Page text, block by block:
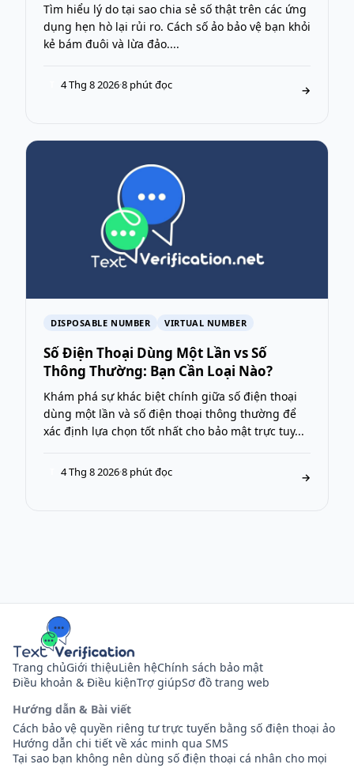
Tìm hiểu lý do tại sao chia sẻ số thật trên các ứng
dụng hẹn hò lại rủi ro. Cách số ảo bảo vệ bạn khỏi
kẻ bám đuôi và lừa đảo....
4 Thg 8 2026·8 phút đọc →
DISPOSABLE NUMBER VIRTUAL NUMBER
Số Điện Thoại Dùng Một Lần vs Số
Thông Thường: Bạn Cần Loại Nào?
Khám phá sự khác biệt chính giữa số điện thoại
dùng một lần và số điện thoại thông thường để
xác định lựa chọn tốt nhất cho bảo mật trực tuy...
4 Thg 8 2026·8 phút đọc →
Trang chủGiới thiệuLiên hệChính sách bảo mật
Điều khoản & Điều kiệnTrợ giúpSơ đồ trang web
Hướng dẫn & Bài viết
Cách bảo vệ quyền riêng tư trực tuyến bằng số điện thoại ảo
Hướng dẫn chi tiết về xác minh qua SMS
Tại sao bạn không nên dùng số điện thoại cá nhân cho mọi